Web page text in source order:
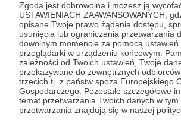
Zgoda jest dobrowolna i możesz ją
USTAWIENIACH ZAAWANSOWANYCH,
opisane Twoje prawo żądania dostępu,
usunięcia lub ograniczenia przetwarzania
dowolnym momencie za pomocą ustawień
przeglądarki w urządzeniu końcowym.
zależności od Twoich ustawień, Twoje
przekazywane do zewnętrznych
trzecich tj. z państw spoza Europejskiego
Gospodarczego. Pozostałe szczegółowe
temat przetwarzania Twoich danych w tym
przetwarzania znajdują się w naszej
Dołącz do grona
Wesprzyj działalność AutoraWiktor